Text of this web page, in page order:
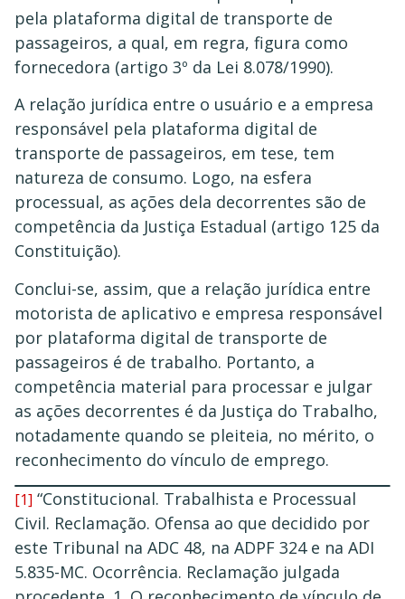
pela plataforma digital de transporte de
passageiros, a qual, em regra, figura como
fornecedora (artigo 3º da Lei 8.078/1990).
A relação jurídica entre o usuário e a empresa
responsável pela plataforma digital de
transporte de passageiros, em tese, tem
natureza de consumo. Logo, na esfera
processual, as ações dela decorrentes são de
competência da Justiça Estadual (artigo 125 da
Constituição).
Conclui-se, assim, que a relação jurídica entre
motorista de aplicativo e empresa responsável
por plataforma digital de transporte de
passageiros é de trabalho. Portanto, a
competência material para processar e julgar
as ações decorrentes é da Justiça do Trabalho,
notadamente quando se pleiteia, no mérito, o
reconhecimento do vínculo de emprego.
[1] “Constitucional. Trabalhista e Processual
Civil. Reclamação. Ofensa ao que decidido por
este Tribunal na ADC 48, na ADPF 324 e na ADI
5.835-MC. Ocorrência. Reclamação julgada